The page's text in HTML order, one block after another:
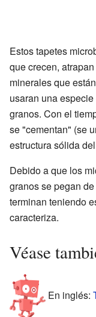
Estos tapetes
que crecen,
minerales que
usaran una
granos. Con el
se "cementan" (se
estructura sólida
Debido a que los
granos se pegan
terminan teniendo
caracteriza.
Véase
En inglés: